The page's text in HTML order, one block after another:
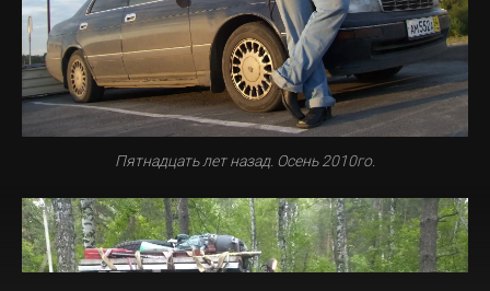
Пятнадцать лет назад. Осень 2010го.